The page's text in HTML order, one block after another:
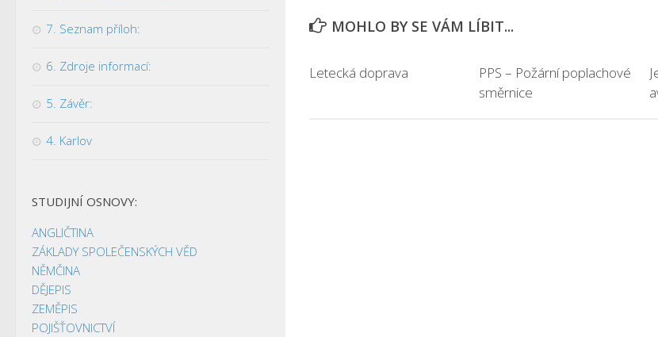
MOHLO BY SE VÁM LÍBIT...
Letecká doprava
PPS – Požární poplachové
směrnice
7. Seznam příloh:
6. Zdroje informací:
5. Závěr:
4. Karlov
STUDIJNÍ OSNOVY:
ANGLIČTINA
ZÁKLADY SPOLEČENSKÝCH VĚD
NĚMČINA
DĚJEPIS
ZEMĚPIS
POJIŠŤOVNICTVÍ